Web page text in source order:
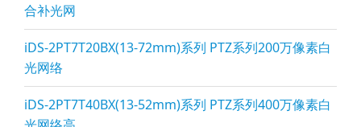
合补光网
iDS-2PT7T20BX(13-72mm)系列 PTZ系列200万像素白
光网络
iDS-2PT7T40BX(13-52mm)系列 PTZ系列400万像素白